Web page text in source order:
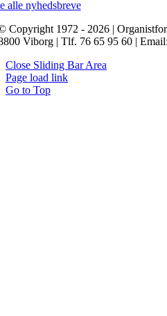
alle nyhedsbreve
Copyright 1972 - 2026 |
Viborg | Tlf. 76 65 95 60 |
Close Sliding Bar Area
Page load link
Go to Top